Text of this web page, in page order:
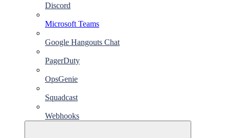
Discord
Microsoft Teams
Google Hangouts Chat
PagerDuty
OpsGenie
Squadcast
Webhooks